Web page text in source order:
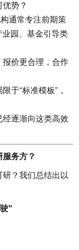
势？
通常专注前期策
园、基金引导类
报价更合理，合作
于“标准模板”，
逐渐向这类高效
务方？
？我们总结出以
”